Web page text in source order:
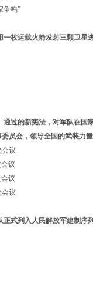
争鸣”
一枚运载火箭发射三颗卫星
通过的新宪法，对军队在国
员会，领导全国的武装力量
议
议
议
议
正式列入人民解放军建制序列